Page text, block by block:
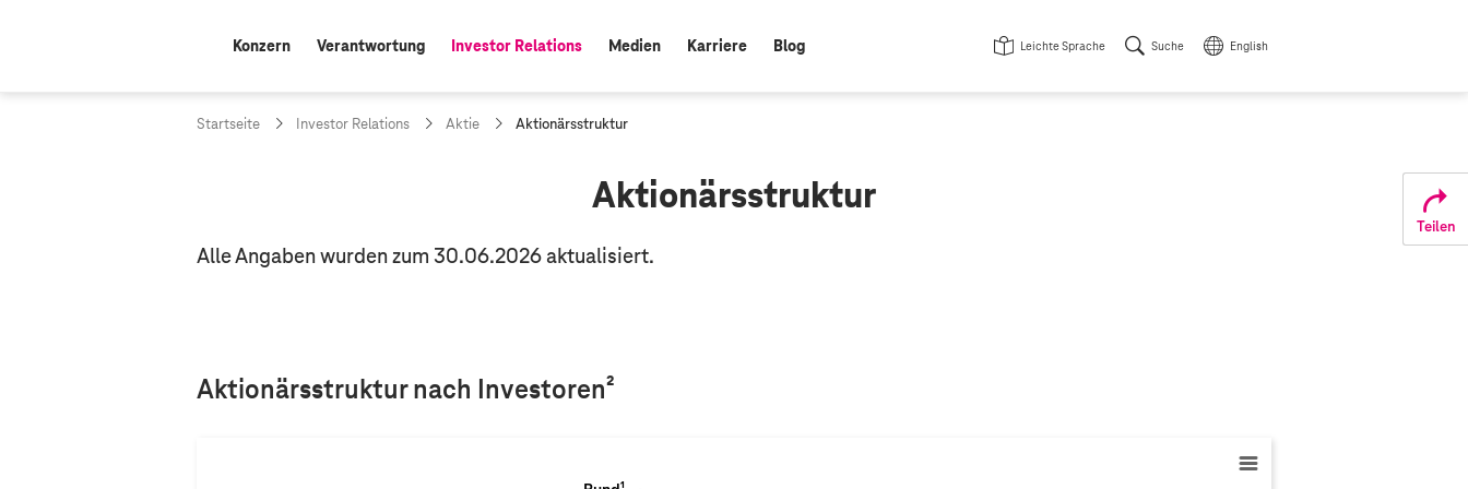
Konzern Verantwortung aktiv:
Investor Relations Medien Karriere Blog Leichte Sprache Suche English
Startseite Investor Relations Aktie
a
e
Aktionärsstruktur
Aktionärsstruktur
Alle Angaben wurden zum 30.06.2026 aktualisiert.
Aktionärsstruktur nach Investoren²
Teilen